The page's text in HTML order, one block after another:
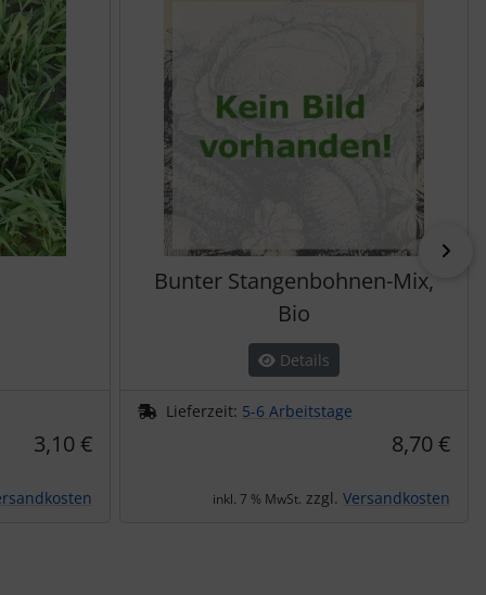
3,10 €
Bunter Stangenbohnen-Mix,
Bio
Details
Lieferzeit: 5-6 Arbeitstage
8,70 €
inkl. 7 % MwSt. zzgl. Versandkosten